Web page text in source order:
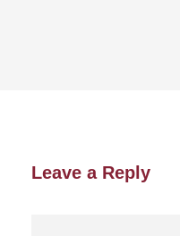
Leave a Reply